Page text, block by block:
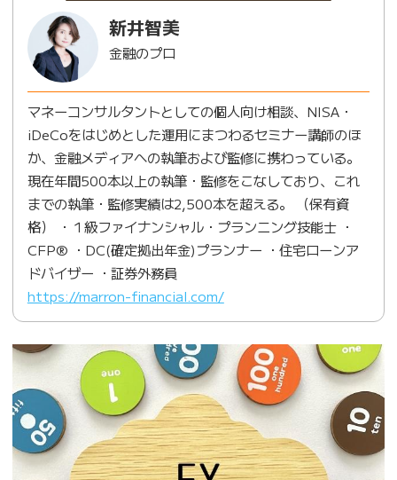
新井智美
金融のプロ
マネーコンサルタントとしての個人向け相談、NISA・
iDeCoをはじめとした運用にまつわるセミナー講師のほ
か、金融メディアへの執筆および監修に携わっている。
現在年間500本以上の執筆・監修をこなしており、これ
までの執筆・監修実績は2,500本を超える。 （保有資
格） ・１級ファイナンシャル・プランニング技能士 ・
CFP® ・DC(確定拠出年金)プランナー ・住宅ローンア
ドバイザー ・証券外務員
https://marron-financial.com/